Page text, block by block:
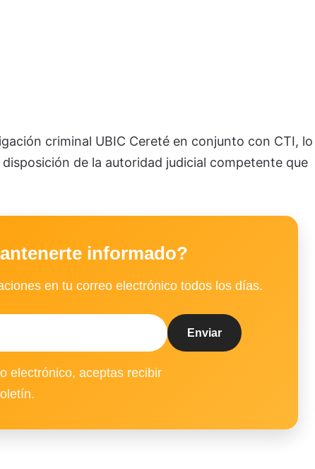
criminal UBIC Cereté en conjunto con CTI, lo
de la autoridad judicial competente que
informado?
en tu correo electrónico todos los días.
electrónico, aceptas recibir